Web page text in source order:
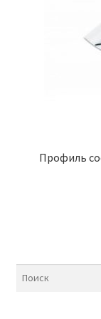
Профиль